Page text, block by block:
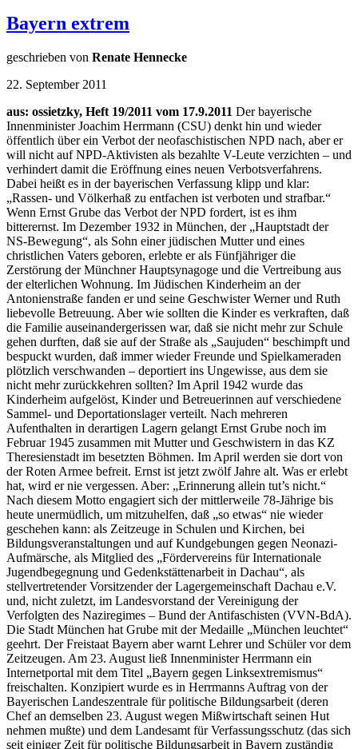
Bayern extrem
geschrieben von Renate Hennecke
22. September 2011
aus: ossietzky, Heft 19/2011 vom 17.9.2011 Der bayerische
Innenminister Joachim Herrmann (CSU) denkt hin und wieder
öffentlich über ein Verbot der neofaschistischen NPD nach, aber er
will nicht auf NPD-Aktivisten als bezahlte V-Leute verzichten – und
verhindert damit die Eröffnung eines neuen Verbotsverfahrens.
Dabei heißt es in der bayerischen Verfassung klipp und klar:
„Rassen- und Völkerhaß zu entfachen ist verboten und strafbar.“
Wenn Ernst Grube das Verbot der NPD fordert, ist es ihm
bitterernst. Im Dezember 1932 in München, der „Hauptstadt der
NS-Bewegung“, als Sohn einer jüdischen Mutter und eines
christlichen Vaters geboren, erlebte er als Fünfjähriger die
Zerstörung der Münchner Hauptsynagoge und die Vertreibung aus
der elterlichen Wohnung. Im Jüdischen Kinderheim an der
Antonienstraße fanden er und seine Geschwister Werner und Ruth
liebevolle Betreuung. Aber wie sollten die Kinder es verkraften, daß
die Familie auseinandergerissen war, daß sie nicht mehr zur Schule
gehen durften, daß sie auf der Straße als „Saujuden“ beschimpft und
bespuckt wurden, daß immer wieder Freunde und Spielkameraden
plötzlich verschwanden – deportiert ins Ungewisse, aus dem sie
nicht mehr zurückkehren sollten? Im April 1942 wurde das
Kinderheim aufgelöst, Kinder und Betreuerinnen auf verschiedene
Sammel- und Deportationslager verteilt. Nach mehreren
Aufenthalten in derartigen Lagern gelangt Ernst Grube noch im
Februar 1945 zusammen mit Mutter und Geschwistern in das KZ
Theresienstadt im besetzten Böhmen. Im April werden sie dort von
der Roten Armee befreit. Ernst ist jetzt zwölf Jahre alt. Was er erlebt
hat, wird er nie vergessen. Aber: „Erinnerung allein tut’s nicht.“
Nach diesem Motto engagiert sich der mittlerweile 78-Jährige bis
heute unermüdlich, um mitzuhelfen, daß „so etwas“ nie wieder
geschehen kann: als Zeitzeuge in Schulen und Kirchen, bei
Bildungsveranstaltungen und auf Kundgebungen gegen Neonazi-
Aufmärsche, als Mitglied des „Fördervereins für Internationale
Jugendbegegnung und Gedenkstättenarbeit in Dachau“, als
stellvertretender Vorsitzender der Lagergemeinschaft Dachau e.V.
und, nicht zuletzt, im Landesvorstand der Vereinigung der
Verfolgten des Naziregimes – Bund der Antifaschisten (VVN-BdA).
Die Stadt München hat Grube mit der Medaille „München leuchtet“
geehrt. Der Freistaat Bayern aber warnt Lehrer und Schüler vor dem
Zeitzeugen. Am 23. August ließ Innenminister Herrmann ein
Internetportal mit dem Titel „Bayern gegen Linksextremismus“
freischalten. Konzipiert wurde es in Herrmanns Auftrag von der
Bayerischen Landeszentrale für politische Bildungsarbeit (deren
Chef an demselben 23. August wegen Mißwirtschaft seinen Hut
nehmen mußte) und dem Landesamt für Verfassungsschutz (das sich
seit einiger Zeit für politische Bildungsarbeit in Bayern zuständig